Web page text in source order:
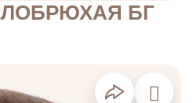
БГ